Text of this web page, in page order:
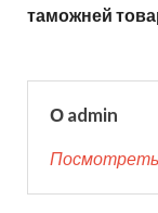
таможней
О admin
Посмотреть